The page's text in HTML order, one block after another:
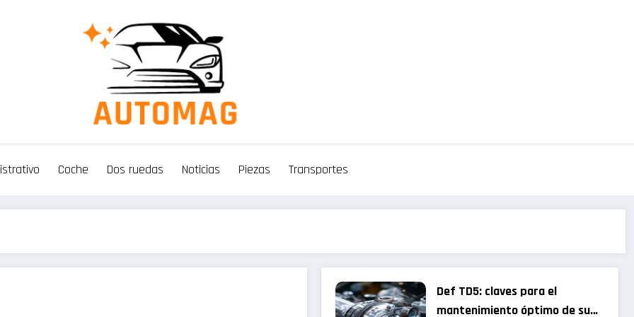
Coche Dos ruedas Noticias Piezas Transportes
Def TD5: claves para el
mantenimiento óptimo de su